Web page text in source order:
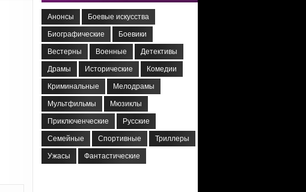
Анонсы Боевые искусства
Биографические Боевики
Вестерны Военные Детективы
Драмы Исторические Комедии
Криминальные Мелодрамы
Мультфильмы Мюзиклы
Приключенческие Русские
Семейные Спортивные Триллеры
Ужасы Фантастические